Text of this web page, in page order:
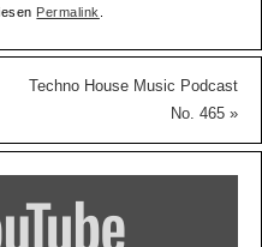
Permalink
Techno House Music Podcast
No. 465»